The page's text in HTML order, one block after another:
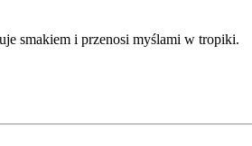
smakiem i przenosi myślami w tropiki.